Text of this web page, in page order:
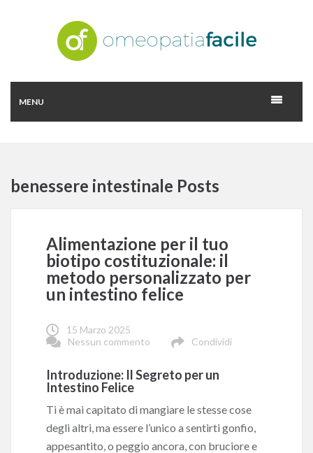
MENU
benessere intestinale Posts
Alimentazione per il tuo
biotipo costituzionale: il
metodo personalizzato per
un intestino felice
15 Marzo 2025
Nessun commento
Condividi
Introduzione: Il Segreto per un
Intestino Felice
Ti è mai capitato di mangiare le stesse cose
degli altri, ma essere l’unico a sentirti gonfio,
appesantito, o peggio ancora, con bruciore e